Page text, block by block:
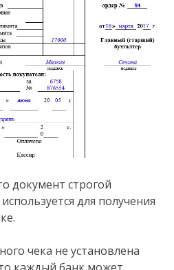
документ строгой
для получения
чека не установлена